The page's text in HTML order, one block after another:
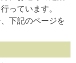
っています。
下記のページを